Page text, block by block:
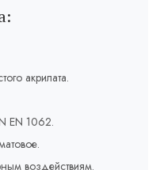
акрилата.
EN 1062.
воздействиям.